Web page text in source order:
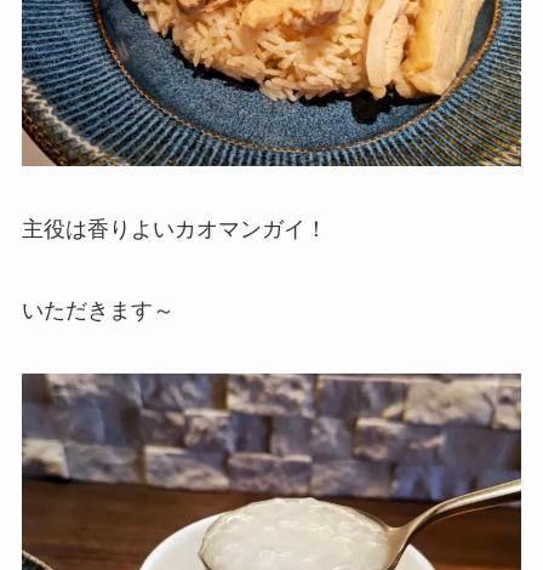
主役は香りよいカオマンガイ！
いただきます～